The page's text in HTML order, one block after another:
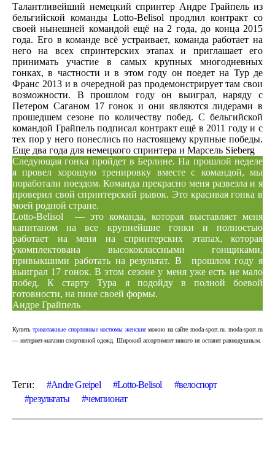
Талантливейший немецкий спринтер Андре Грайпель из
бельгийской команды Lotto-Belisol продлил контракт со
своей нынешней командой ещё на 2 года, до конца 2015
года. Его в команде всё устраивает, команда работает на
него на всех спринтерских этапах и приглашает его
принимать участие в самых крупных многодневных
гонках, в частности и в этом году он поедет на Тур де
Франс 2013 и в очередной раз продемонстрирует там свои
возможности. В прошлом году он выиграл, наряду с
Петером Саганом 17 гонок и они являются лидерами в
прошедшем сезоне по количеству побед. С бельгийской
командой Грайпель подписал контракт ещё в 2011 году и с
тех пор у него понеслись по настоящему крупные победы.
Еще два года для немецкого спринтера и Марсель Sieberg
Следующая гонка пройдет в Берлине. На прошлой неделе
я провел хорошую тренировку вместе с командой, мы
поработали поездом. Команда прекрасно меня развезла и я
проверил свой спринтерский рывок. Это красивая гонка в
моей родной стране.
Lotto-Belisol — это команда, которая выставляет меня
капитаном на все крупнейшие гонки и полностью
работает на меня на спринтерских этапах, которая
укомплектована высококлассными гонщиками,
привыкшими работать на результат. В прошлом году я
выиграл 17 гонок. В этом сезоне у меня уже есть не мало
побед. К старту Тура я подойду в полной боевой
готовности, на пике своей формы.
Андре Грайпель
Купитьтрикотажные спортивные костюмы женскиеможно на сайте moda-sport.ru. moda-sport.ru
— интернет-магазин спортивной одежд. Широкий ассортимент никого не оставит равнодушным.
Теги: Andre Greipel Lotto-Belisol
велоспорт
результаты
чемпионат